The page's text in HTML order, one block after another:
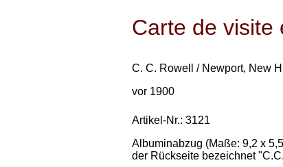
Carte de visite
C. C. Rowell / Newport, New
vor 1900
Artikel-Nr.: 3121
Albuminabzug (Maße: 9,2 x
der Rückseite bezeichnet